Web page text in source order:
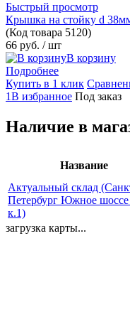
Быстрый просмотр
Крышка на стойку d
(Код товара 5120)
66 руб. / шт
В корзину
Подробнее
Купить в 1 клик
1В избранное Под заказ
Наличие в
Название
Актуальный склад
Петербург Южное шоссе
к.1)
загрузка карты...